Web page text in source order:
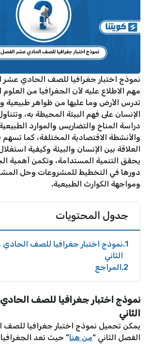
نموذج اختبار جغرافيا للصف الحادي عشر
مهم الاطلاع عليه لأن الجغرافيا من العلوم
تدرس الأرض وما عليها من ظواهر طبيعية
الإنسان على فهم البيئة المحيطة به،
دراسة المناخ والتضاريس والموارد
والأنشطة الاقتصادية المختلفة، كما
العلاقة بين الإنسان والبيئة وكيفية
يحقق التنمية المستدامة، وتكمن أهمية
دورها في التخطيط للمشروعات وحل
ومواجهة الكوارث الطبيعية.
جدول المحتويات
1 نموذج اختبار جغرافيا للصف
الثاني
2 المراجع
نموذج اختبار جغرافيا للصف
الثاني
يمكن تحميل نموذج اختبار جغرافيا
الفصل الثاني “من هنا” حيث تعد